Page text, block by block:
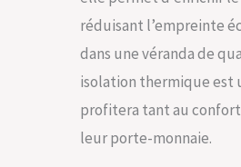
réduisant l’empreinte
dans une véranda de
isolation thermique est
profitera tant au confort
leur porte-monnaie.